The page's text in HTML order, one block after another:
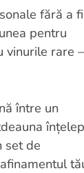
fără a fi
pentru
vinurile rare –
între un
set de